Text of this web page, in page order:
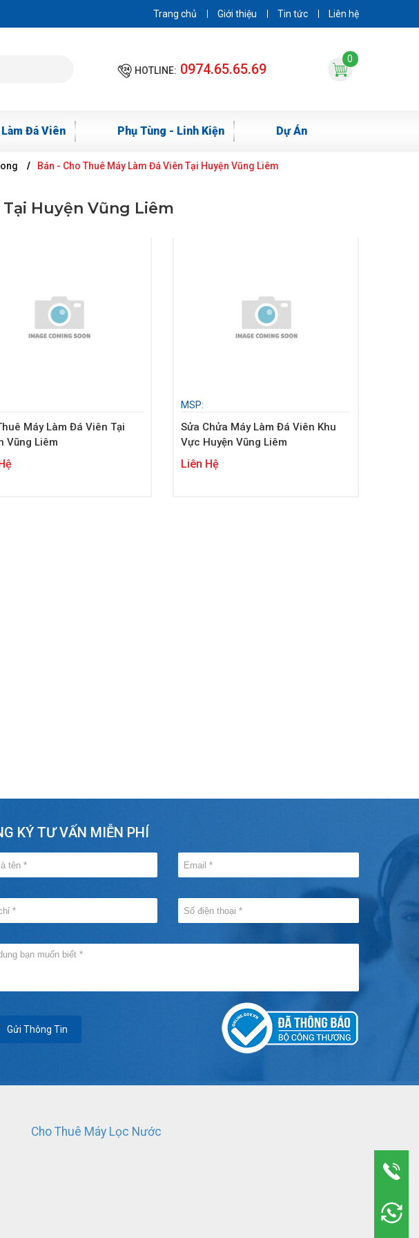
Trang chủ Giới thiệu Tin tức Liên hệ
HOTLINE: 0974.65.65.69
0
Đá Viên Phụ Tùng - Linh Kiện Dự Án
Bán - Cho Thuê Máy Làm Đá Viên Tại Huyện Vũng Liêm
Huyện Vũng Liêm
Máy Làm Đá Viên Tại
Vũng Liêm
MSP:
Sửa Chửa Máy Làm Đá Viên Khu
Vực Huyện Vũng Liêm
Liên Hệ
KÝ TƯ VẤN MIỄN PHÍ
Gửi Thông Tin
Cho Thuê Máy Lọc Nước